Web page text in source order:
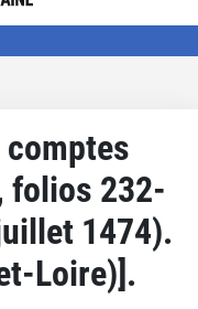
comptes
folios 232-
1474).
Loire)].